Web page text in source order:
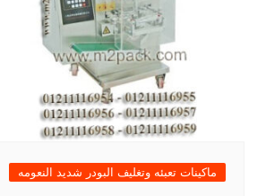
ماكينات تعبئه وتغليف البودر شديد النعومه